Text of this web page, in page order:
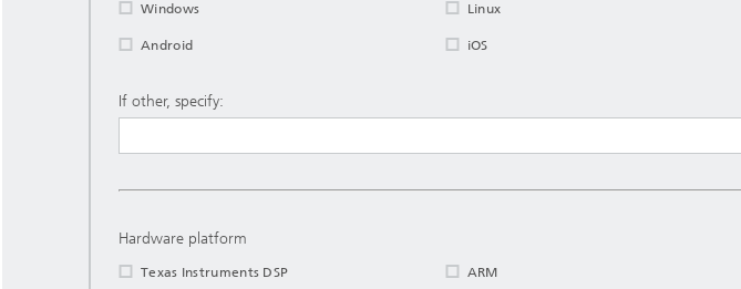
Windows Linux
Android iOS
If other, specify:
Hardware platform
Texas Instruments DSP ARM